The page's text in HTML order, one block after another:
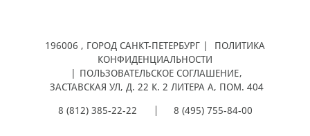
196006 , ГОРОД САНКТ-ПЕТЕРБУРГ |
ПОЛИТИКА
КОНФИДЕНЦИАЛЬНОСТИ
ПОЛЬЗОВАТЕЛЬСКОЕ СОГЛАШЕНИЕ,
ЗАСТАВСКАЯ УЛ, Д. 22 К. 2 ЛИТЕРА А, ПОМ. 404
8 (812) 385-22-22 8 (495) 755-84-00